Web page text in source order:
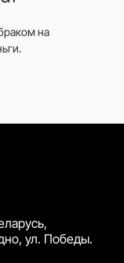
на
ул. Победы.